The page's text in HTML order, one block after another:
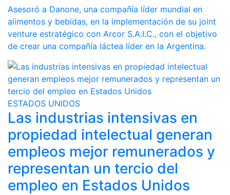
Asesoró a Danone, una compañía líder mundial en
alimentos y bebidas, en la implementación de su joint
venture estratégico con Arcor S.A.I.C., con el objetivo
de crear una compañía láctea líder en la Argentina.
ESTADOS UNIDOS
Las industrias intensivas en
propiedad intelectual generan
empleos mejor remunerados y
representan un tercio del
empleo en Estados Unidos